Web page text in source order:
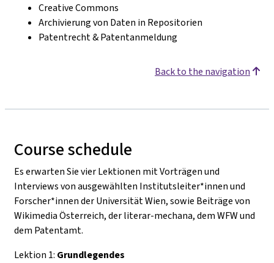
Creative Commons
Archivierung von Daten in Repositorien
Patentrecht & Patentanmeldung
Back to the navigation
Course schedule
Es erwarten Sie vier Lektionen mit Vorträgen und
Interviews von ausgewählten Institutsleiter*innen und
Forscher*innen der Universität Wien, sowie Beiträge von
Wikimedia Österreich, der literar-mechana, dem WFW und
dem Patentamt.
Lektion 1: Grundlegendes